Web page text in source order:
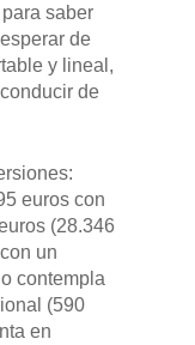
saber
de
y lineal,
de
euros con
(28.346
un
contempla
(590
en